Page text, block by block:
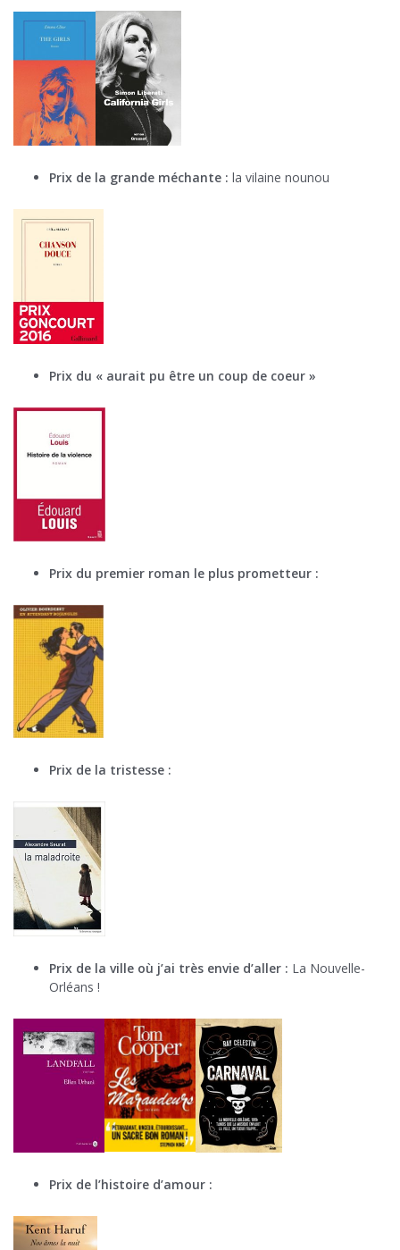
Prix de la grande méchante : la vilaine nounou
Prix du « aurait pu être un coup de coeur »
Prix du premier roman le plus prometteur :
Prix de la tristesse :
Prix de la ville où j’ai très envie d’aller : La Nouvelle-
Orléans !
Prix de l’histoire d’amour :